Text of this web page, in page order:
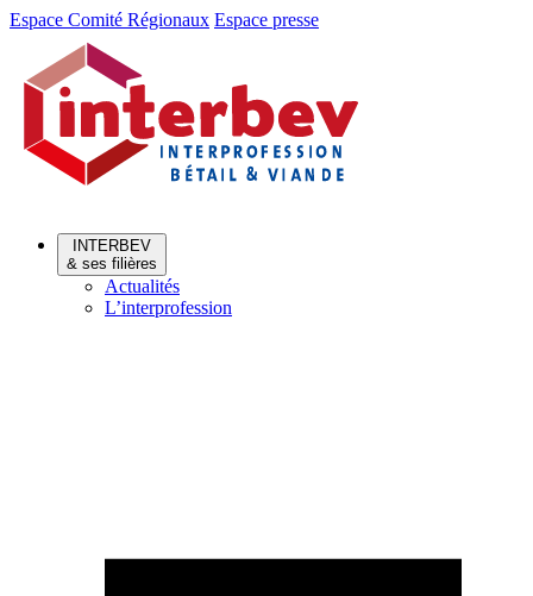
Aller
Aller
contenu
Espace Comité Régionaux Espace presse
INTERBEV
& ses filières
Actualités
L’interprofession